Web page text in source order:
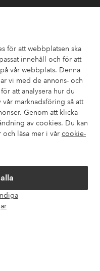
för att webbplatsen ska
innehåll och för att
vår webbplats. Denna
vi med de annons- och
att analysera hur du
marknadsföring så att
Genom att klicka
av cookies. Du kan
och läsa mer i vår cookie-
frågorna. Här finns
oss.
Betalsätt